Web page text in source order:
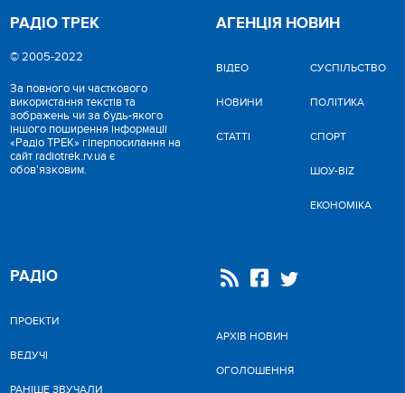
РАДІО ТРЕК
© 2005-2022
За повного чи часткового
використання текстів та
зображень чи за будь-якого
іншого поширення інформації
«Радіо ТРЕК» гіперпосилання на
сайт radiotrek.rv.ua є
обов'язковим.
АГЕНЦІЯ НОВИН
ВІДЕО
НОВИНИ
СТАТТІ
CУСПІЛЬСТВО
ПОЛІТИКА
СПОРТ
ШОУ-BIZ
ЕКОНОМІКА
РАДІО
ПРОЕКТИ
ВЕДУЧІ
РАНІШЕ ЗВУЧАЛИ
АРХІВ НОВИН
ОГОЛОШЕННЯ